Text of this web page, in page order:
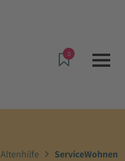
0
Altenhilfe ServiceWohnen